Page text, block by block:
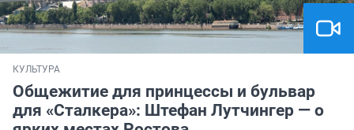
КУЛЬТУРА
Общежитие для принцессы и бульвар
для «Сталкера»: Штефан Лутчингер — о